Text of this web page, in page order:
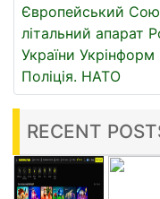
Європейський
літальний апарат
України Укрінформ
Поліція. НАТО
RECENT